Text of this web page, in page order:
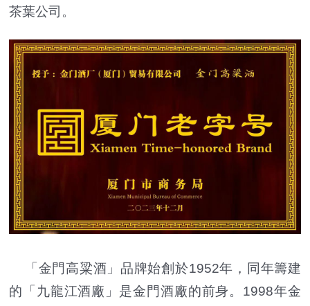
茶葉公司。
「金門高粱酒」品牌始創於1952年，同年籌建
的「九龍江酒廠」是金門酒廠的前身。1998年金